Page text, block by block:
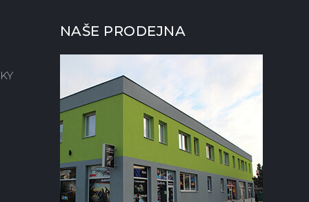
NAŠE PRODEJNA